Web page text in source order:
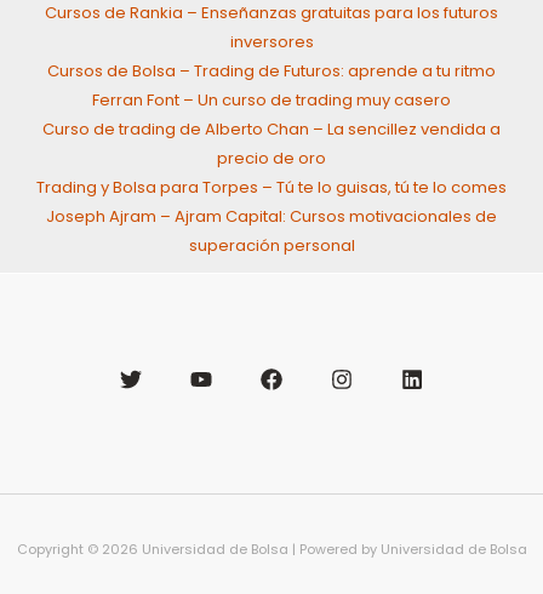
Cursos de Rankia – Enseñanzas gratuitas para los futuros
inversores
Cursos de Bolsa – Trading de Futuros: aprende a tu ritmo
Ferran Font – Un curso de trading muy casero
Curso de trading de Alberto Chan – La sencillez vendida a
precio de oro
Trading y Bolsa para Torpes – Tú te lo guisas, tú te lo comes
Joseph Ajram – Ajram Capital: Cursos motivacionales de
superación personal
Copyright © 2026 Universidad de Bolsa | Powered by Universidad de Bolsa